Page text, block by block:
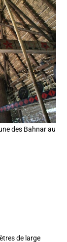
des Bahnar au
de large